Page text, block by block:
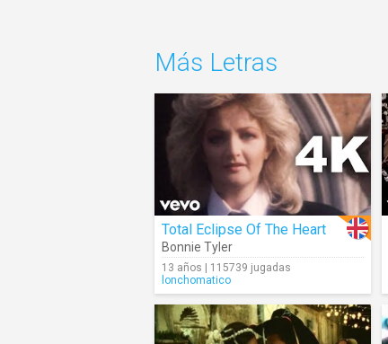
Más Letras
Total Eclipse Of The Heart
Bonnie Tyler
13 años | 115739 jugadas
lonchomatico